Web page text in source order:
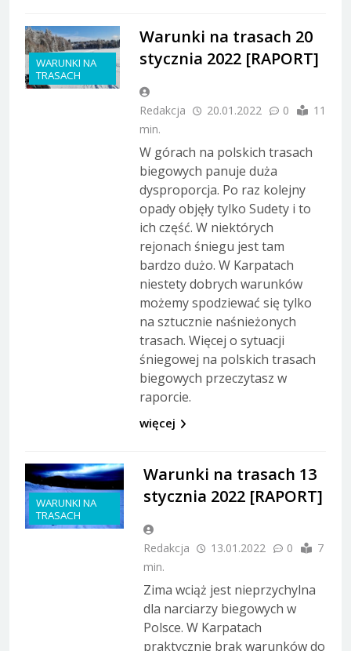
WARUNKI NA
TRASACH
Warunki na trasach 20
stycznia 2022 [RAPORT]
Redakcja 20.01.2022 0
11
min.
W górach na polskich trasach
biegowych panuje duża
dysproporcja. Po raz kolejny
opady objęły tylko Sudety i to
ich część. W niektórych
rejonach śniegu jest tam
bardzo dużo. W Karpatach
niestety dobrych warunków
możemy spodziewać się tylko
na sztucznie naśnieżonych
trasach. Więcej o sytuacji
śniegowej na polskich trasach
biegowych przeczytasz w
raporcie.
więcej
WARUNKI NA
TRASACH
Warunki na trasach 13
stycznia 2022 [RAPORT]
Redakcja 13.01.2022 0
7
min.
Zima wciąż jest nieprzychylna
dla narciarzy biegowych w
Polsce. W Karpatach
praktycznie brak warunków do